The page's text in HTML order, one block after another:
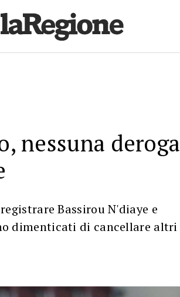
nessuna deroga
Bassirou N'diaye e
dimenticati di cancellare altri